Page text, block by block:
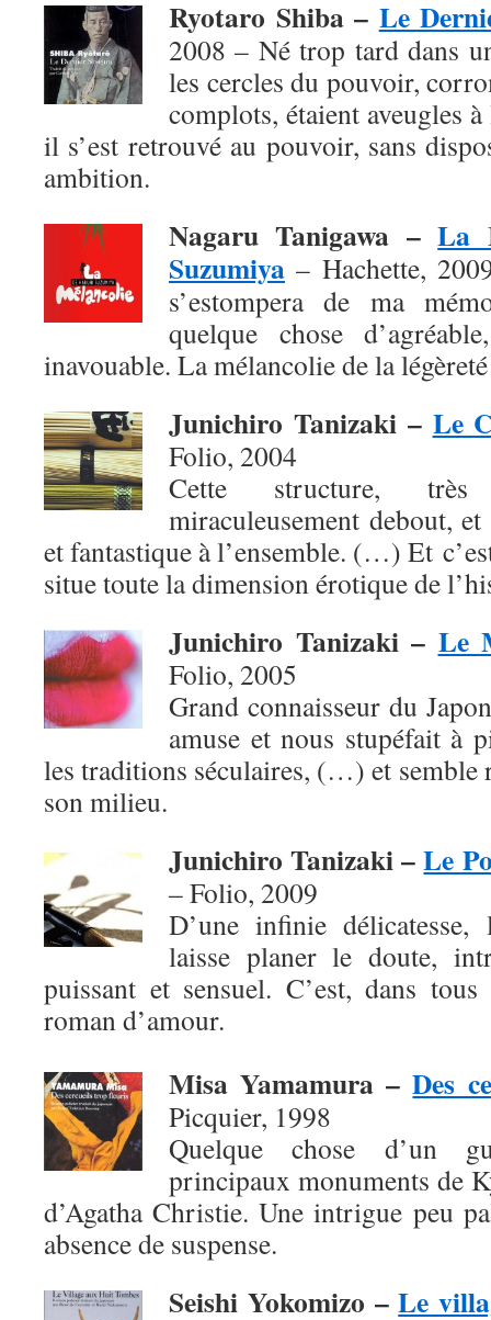
Ryotaro Shiba – Le
2008 – Né trop tard dans
les cercles du pouvoir,
complots, étaient aveugles
il s’est retrouvé au pouvoir, sans
ambition.
Nagaru Tanigawa –La
Suzumiya – Hachette,
s’estompera de ma
quelque chose
inavouable. La mélancolie de la
Junichiro Tanizaki – Le
Folio, 2004
Cette structure, très
miraculeusement debout,
et fantastique à l’ensemble. (…) Et
situe toute la dimension érotique de
Junichiro Tanizaki – Le
Folio, 2005
Grand connaisseur du
amuse et nous stupéfait à
les traditions séculaires, (…) et semble
son milieu.
Junichiro Tanizaki –Le
– Folio, 2009
D’une infinie
laisse planer le doute,
puissant et sensuel. C’est, dans
roman d’amour.
Misa Yamamura –Des
Picquier, 1998
Quelque chose d’un
principaux monuments de
d’Agatha Christie. Une intrigue peu
absence de suspense.
Seishi Yokomizo –Le